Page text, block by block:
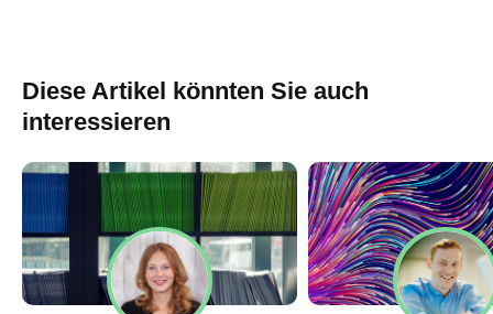
Diese Artikel könnten Sie auch
interessieren
HN – Gymnasiumstraße 35
74072 Heilbronn
Datenschutzerklärung
Impressum